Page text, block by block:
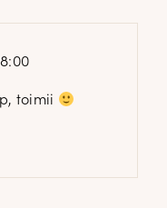
toimii